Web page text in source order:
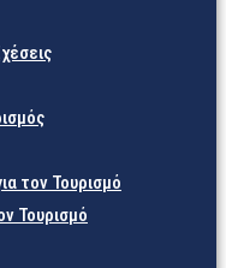
τον Τουρισμό
Τουρισμό